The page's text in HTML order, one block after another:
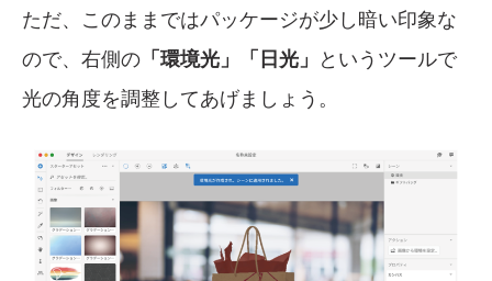
ただ、このままではパッケージが少し暗い印象な
ので、右側の 「環境光」「日光」 というツールで
光の角度を調整してあげましょう。